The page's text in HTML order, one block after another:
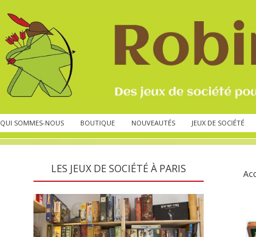
QUI SOMMES-NOUS BOUTIQUE NOUVEAUTÉS JEUX DE SOCIÉTÉ
LES JEUX DE SOCIÉTÉ À PARIS